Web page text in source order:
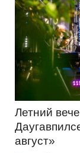
Летний
август»